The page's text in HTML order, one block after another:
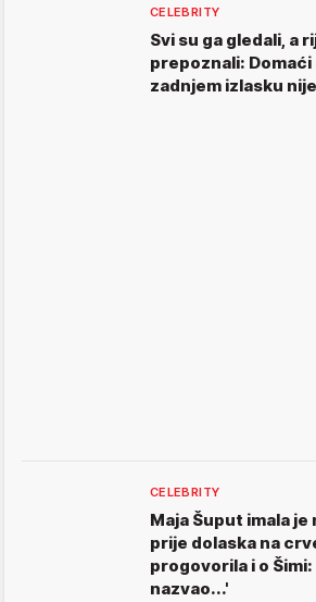
CELEBRITY
Svi su ga gledali, a
prepoznali: Domaći
zadnjem izlasku
CELEBRITY
Maja Šuput imala
prije dolaska na
progovorila i o Šimi:
nazvao...'